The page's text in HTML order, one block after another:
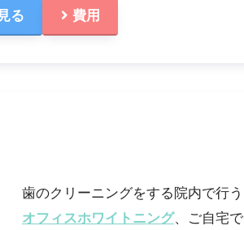
る 費用
歯のクリーニングをする院内で行う
オフィスホワイトニング、ご自宅で